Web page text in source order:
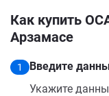
Как купить
Арзамасе
1
Введите
Укажите